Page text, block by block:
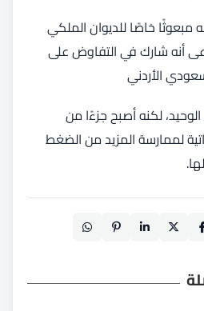
مبعوثًا خاصًا للديوان الملكي
أنه شارك في التفاوض على
الأردني
لكنه أصبح جزءًا من
لممارسة المزيد من الضغط